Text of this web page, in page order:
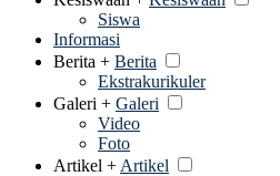
Siswa
Informasi
Berita + Berita
Ekstrakurikuler
Galeri + Galeri
Video
Foto
Artikel + Artikel